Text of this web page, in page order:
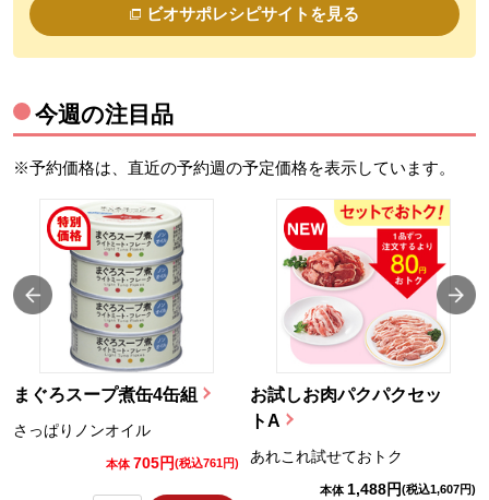
ビオサポレシピサイトを見る
今週の注目品
※予約価格は、直近の予約週の予定価格を表示しています。
まぐろスープ煮缶4缶組
さっぱりノンオイル
本体 705円(税込761円)
お試しお肉パクパクセッ
トA
あれこれ試せておトク
本体 1,488円(税込1,607円)